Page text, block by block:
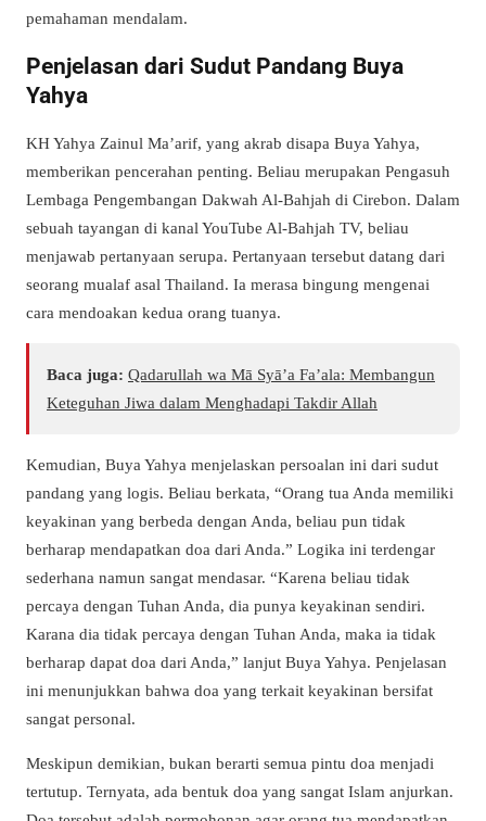
pemahaman mendalam.
Penjelasan dari Sudut Pandang Buya
Yahya
KH Yahya Zainul Ma’arif, yang akrab disapa Buya Yahya,
memberikan pencerahan penting. Beliau merupakan Pengasuh
Lembaga Pengembangan Dakwah Al-Bahjah di Cirebon. Dalam
sebuah tayangan di kanal YouTube Al-Bahjah TV, beliau
menjawab pertanyaan serupa. Pertanyaan tersebut datang dari
seorang mualaf asal Thailand. Ia merasa bingung mengenai
cara mendoakan kedua orang tuanya.
Baca juga: Qadarullah wa Mā Syā’a Fa’ala: Membangun
Keteguhan Jiwa dalam Menghadapi Takdir Allah
Kemudian, Buya Yahya menjelaskan persoalan ini dari sudut
pandang yang logis. Beliau berkata, “Orang tua Anda memiliki
keyakinan yang berbeda dengan Anda, beliau pun tidak
berharap mendapatkan doa dari Anda.” Logika ini terdengar
sederhana namun sangat mendasar. “Karena beliau tidak
percaya dengan Tuhan Anda, dia punya keyakinan sendiri.
Karana dia tidak percaya dengan Tuhan Anda, maka ia tidak
berharap dapat doa dari Anda,” lanjut Buya Yahya. Penjelasan
ini menunjukkan bahwa doa yang terkait keyakinan bersifat
sangat personal.
Meskipun demikian, bukan berarti semua pintu doa menjadi
tertutup. Ternyata, ada bentuk doa yang sangat Islam anjurkan.